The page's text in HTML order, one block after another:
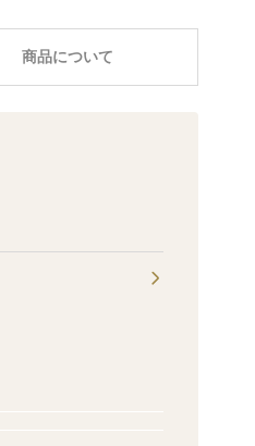
商品について